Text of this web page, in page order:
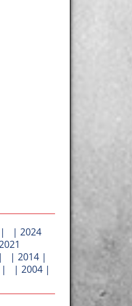
| | 2024
| | 2014 |
| | 2004 |